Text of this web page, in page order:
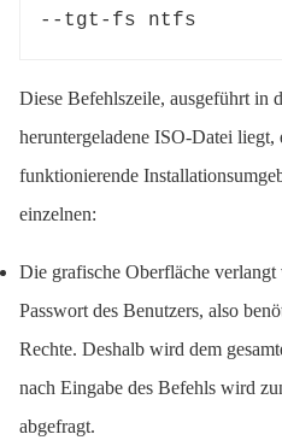
--tgt-fs ntfs
Diese Befehlszeile, ausgeführt in
heruntergeladene ISO-Datei
funktionierende
einzelnen:
Die grafische Oberfläche
Passwort des Benutzers, also
Rechte. Deshalb wird dem
nach Eingabe des Befehls wird
abgefragt.